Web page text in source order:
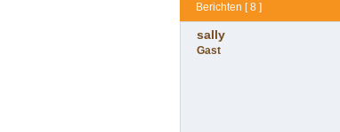
Berichten [ 8 ]
sally
Gast